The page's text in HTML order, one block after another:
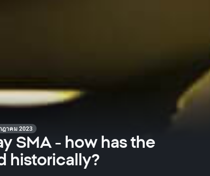
ฎาคม 2023
SMA - how has the
historically?